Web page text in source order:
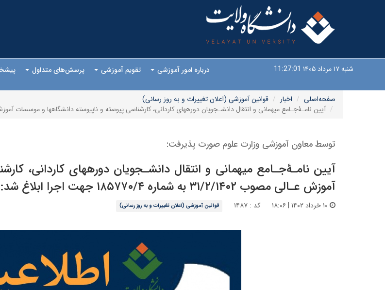
شنبه ۱۷ مرداد ۱۴۰۵ 11:27:02 درباره امور آموزشی تقویم آموزشی پرسش‌های متداول
صفحه‌اصلی اخبار
قوانین آموزشی (اعلان تغییرات و به روز رسانی)
آیین نامـۀجـامع میهمانی و انتقال دانشـجویان دورههای کاردانی، کارشناسی پیوسته و ناپیوسته دانشگاهها و موسسات آموزش عـالی مصوب ۳۱/۲/۱۴۰۲ به شماره
توسط معاون آموزشی وزارت علوم صورت پذیرفت:
آیین نامـۀجـامع میهمانی و انتقال دانشـجویان دورههای کاردانی،
آموزش عـالی مصوب ۳۱/۲/۱۴۰۲ به شماره ۱۸۵۷۷۰/۴ جهت اجرا ابلاغ شد:
کد : ۱۴۸۷ قوانین آموزشی (اعلان تغییرات و به روز رسانی)